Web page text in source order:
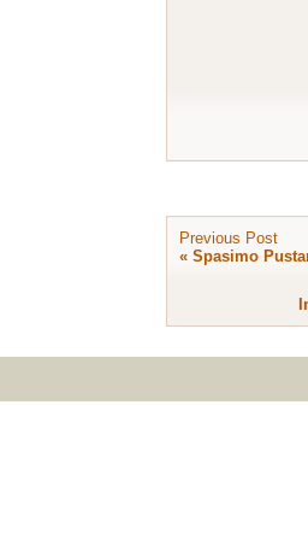
Previous Post
« Spasimo